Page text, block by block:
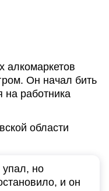
алкомаркетов
Он начал бить
на работника
области
но
и он